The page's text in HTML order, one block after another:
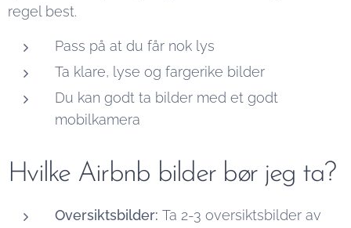
regel best.
Pass på at du får nok lys
Ta klare, lyse og fargerike bilder
Du kan godt ta bilder med et godt
mobilkamera
Hvilke Airbnb bilder bør jeg ta?
Oversiktsbilder: Ta 2-3 oversiktsbilder av